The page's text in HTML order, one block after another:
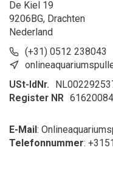
De Kiel 19
9206BG, Drachten
Nederland
(+31) 0512 238043
USt-IdNr.
Register NR 61620084
E-Mail:
Telefonnummer: +31